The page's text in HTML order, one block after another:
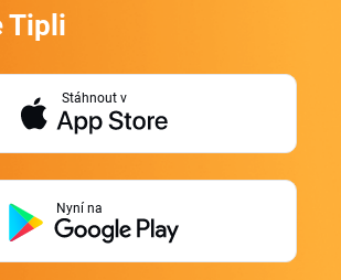
Tipli
Stáhnout v
Nyní na